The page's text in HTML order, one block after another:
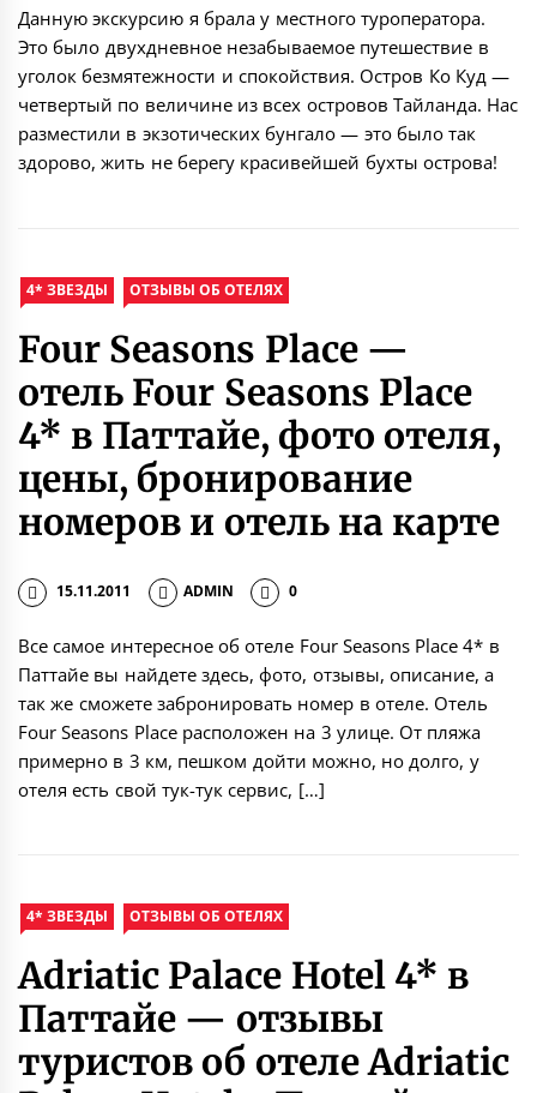
Данную экскурсию я брала у местного туроператора.
Это было двухдневное незабываемое путешествие в
уголок безмятежности и спокойствия. Остров Ко Куд —
четвертый по величине из всех островов Тайланда. Нас
разместили в экзотических бунгало — это было так
здорово, жить не берегу красивейшей бухты острова!
4* ЗВЕЗДЫ ОТЗЫВЫ ОБ ОТЕЛЯХ
Four Seasons Place —
отель Four Seasons Place
4* в Паттайе, фото отеля,
цены, бронирование
номеров и отель на карте
15.11.2011 ADMIN 0
Все самое интересное об отеле Four Seasons Place 4* в
Паттайе вы найдете здесь, фото, отзывы, описание, а
так же сможете забронировать номер в отеле. Отель
Four Seasons Place расположен на 3 улице. От пляжа
примерно в 3 км, пешком дойти можно, но долго, у
отеля есть свой тук-тук сервис, […]
4* ЗВЕЗДЫ ОТЗЫВЫ ОБ ОТЕЛЯХ
Adriatic Palace Hotel 4* в
Паттайе — отзывы
туристов об отеле Adriatic